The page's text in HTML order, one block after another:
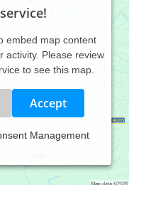
embed map content
activity. Please review
to see this map.
Accept
Management
Beratung &
Persönlichkeit